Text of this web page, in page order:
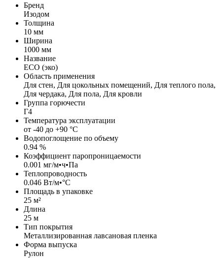
Бренд
Изодом
Толщина
10 мм
Ширина
1000 мм
Название
ECO (эко)
Область применения
Для стен, Для цокольных помещений, Для теплого пола,
Для чердака, Для пола, Для кровли
Группа горючести
Г4
Температура эксплуатации
от -40 до +90 °C
Водопоглощение по объему
0.94 %
Коэффициент паропроницаемости
0.001 мг/м•ч•Па
Теплопроводность
0.046 Вт/м•°С
Площадь в упаковке
25 м²
Длина
25 м
Тип покрытия
Металлизированная лавсановая пленка
Форма выпуска
Рулон